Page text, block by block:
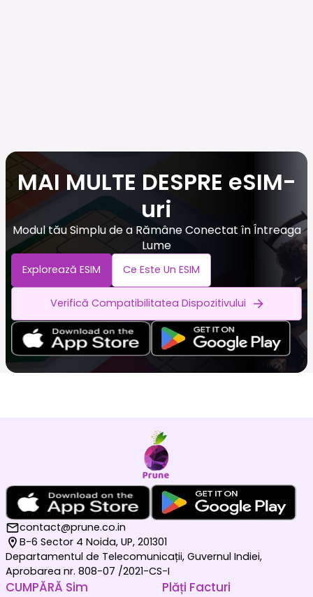
MAI MULTE DESPRE eSIM-
uri
Modul tău Simplu de a Rămâne Conectat în Întreaga
Lume
Explorează ESIM Ce Este Un ESIM
Verifică Compatibilitatea Dispozitivului
contact@prune.co.in
B-6 Sector 4 Noida, UP, 201301
Departamentul de Telecomunicații, Guvernul Indiei,
Aprobarea nr. 808-07 /2021-CS-I
CUMPĂRĂ Sim Plăți Facturi